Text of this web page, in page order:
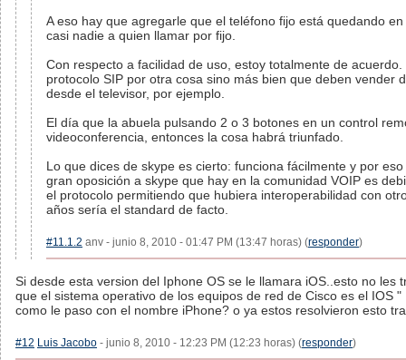
A eso hay que agregarle que el teléfono fijo está quedando
casi nadie a quien llamar por fijo.
Con respecto a facilidad de uso, estoy totalmente de
protocolo SIP por otra cosa sino más bien que deben vender
desde el televisor, por ejemplo.
El día que la abuela pulsando 2 o 3 botones en un control
videoconferencia, entonces la cosa habrá triunfado.
Lo que dices de skype es cierto: funciona fácilmente y por
gran oposición a skype que hay en la comunidad VOIP es
el protocolo permitiendo que hubiera interoperabilidad con
años sería el standard de facto.
#11.1.2 anv - junio 8, 2010 - 01:47 PM (13:47 horas) (responder)
Si desde esta version del Iphone OS se le llamara iOS..esto no les
que el sistema operativo de los equipos de red de Cisco es el IOS
como le paso con el nombre iPhone? o ya estos resolvieron esto
#12 Luis Jacobo - junio 8, 2010 - 12:23 PM (12:23 horas) (responder)